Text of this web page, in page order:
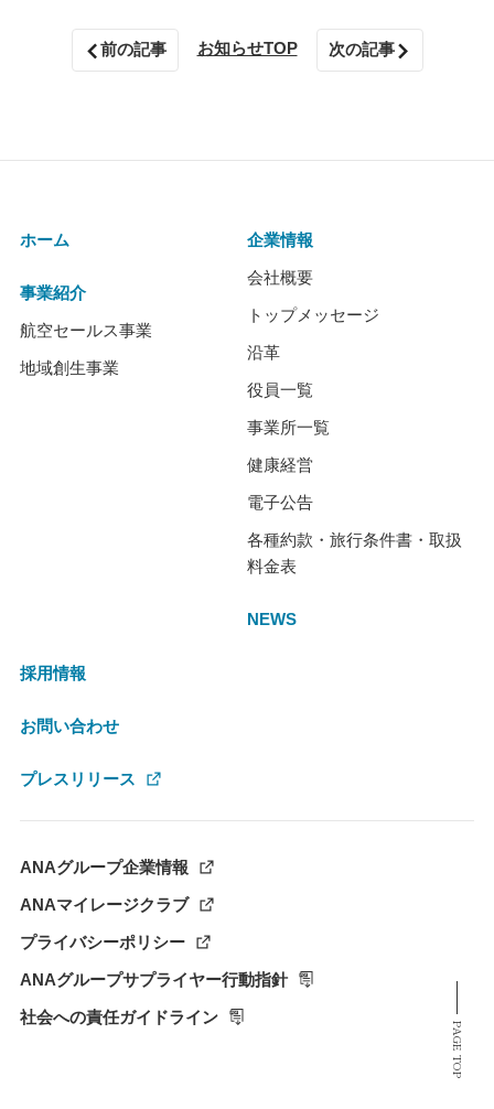
前の記事 お知らせTOP 次の記事
PAGE TOP
ホーム
事業紹介
航空セールス事業
地域創生事業
企業情報
会社概要
トップメッセージ
沿革
役員一覧
事業所一覧
健康経営
電子公告
各種約款・旅行条件書・取扱
料金表
NEWS
採用情報
お問い合わせ
プレスリリース
ANAグループ企業情報
ANAマイレージクラブ
プライバシーポリシー
ANAグループサプライヤー行動指針
社会への責任ガイドライン